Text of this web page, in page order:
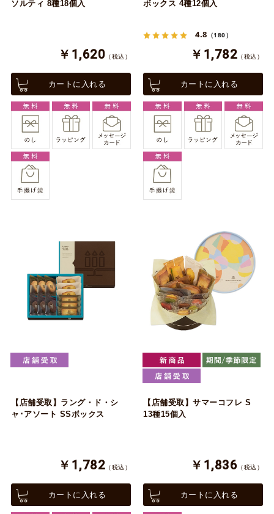
ソルティ 8種18個入
￥1,620 （税込）
カートに入れる
ボックス 4種12個入
4.8 （180）
￥1,782 （税込）
カートに入れる
【店舗受取】ラング・ド・シ
ャ･アソート SSボックス
￥1,782 （税込）
カートに入れる
【店舗受取】サマーコフレ S
13種15個入
￥1,836 （税込）
カートに入れる